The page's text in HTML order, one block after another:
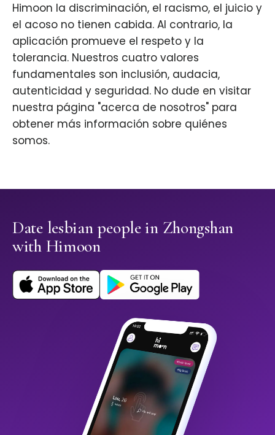
Himoon la discriminación, el racismo, el juicio y
el acoso no tienen cabida. Al contrario, la
aplicación promueve el respeto y la
tolerancia. Nuestros cuatro valores
fundamentales son inclusión, audacia,
autenticidad y seguridad. No dude en visitar
nuestra página "acerca de nosotros" para
obtener más información sobre quiénes
somos.
Date lesbian people in Zhongshan
with Himoon